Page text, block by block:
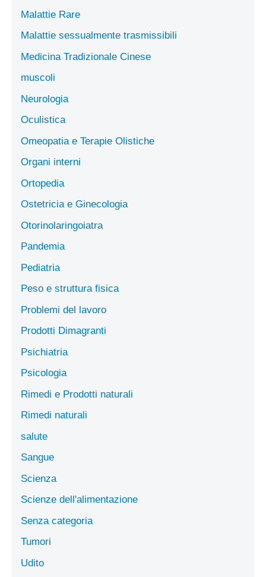
Malattie Rare
Malattie sessualmente trasmissibili
Medicina Tradizionale Cinese
muscoli
Neurologia
Oculistica
Omeopatia e Terapie Olistiche
Organi interni
Ortopedia
Ostetricia e Ginecologia
Otorinolaringoiatra
Pandemia
Pediatria
Peso e struttura fisica
Problemi del lavoro
Prodotti Dimagranti
Psichiatria
Psicologia
Rimedi e Prodotti naturali
Rimedi naturali
salute
Sangue
Scienza
Scienze dell'alimentazione
Senza categoria
Tumori
Udito